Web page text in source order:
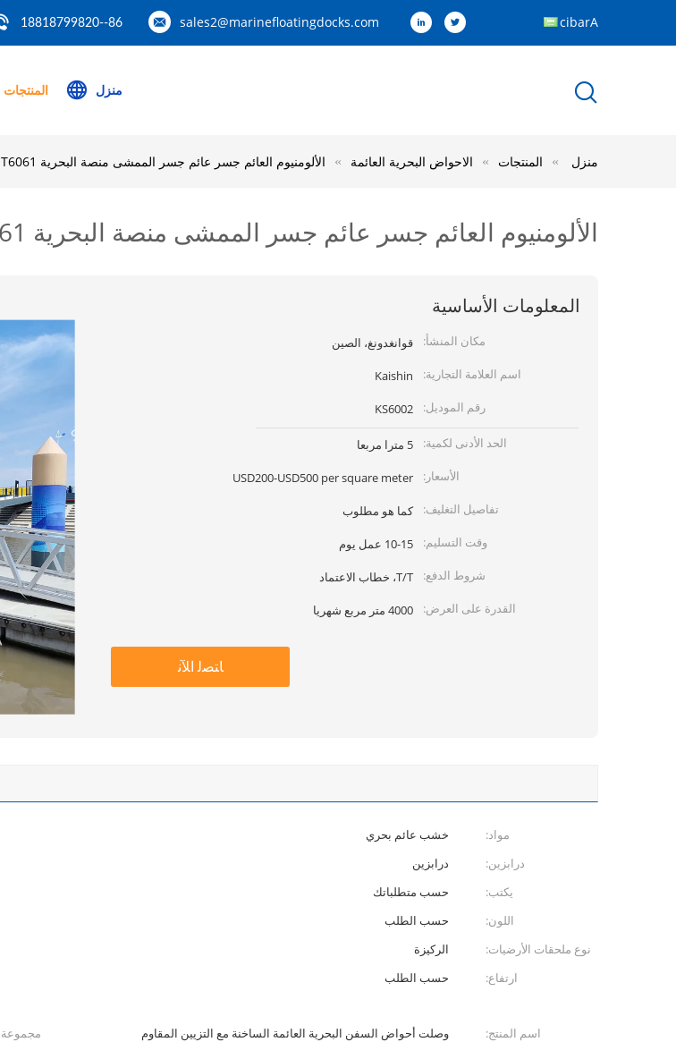
sales2@marinefloatingdocks.com
86--18818799820 Arabic
منزل المنتجات
منزل المنتجات الاحواض البحرية العائمة الألومنيوم العائم جسر عائم جسر الممشى منصة البحرية T6061
الألومنيوم العائم جسر عائم جسر الممشى منصة البحرية T6061
المعلومات الأساسية
مكان المنشأ:
قوانغدونغ، الصين
اسم العلامة التجارية:
Kaishin
رقم الموديل:
KS6002
الحد الأدنى لكمية:
5 مترا مربعا
الأسعار:
USD200-USD500 per square meter
تفاصيل التغليف:
كما هو مطلوب
وقت التسليم:
10-15 عمل يوم
شروط الدفع:
T/T، خطاب الاعتماد
القدرة على العرض:
4000 متر مربع شهريا
ﺎﺘﺼﻟ ﺍﻶﻧ
مواد: خشب عائم بحري
درابزين:
درابزين
يكتب:
حسب متطلباتك
اللون:
حسب الطلب
نوع ملحقات الأرضيات:
الركيزة
ارتفاع:
حسب الطلب
اسم المنتج:
وصلت أحواض السفن البحرية العائمة الساخنة مع التزيين المقاوم